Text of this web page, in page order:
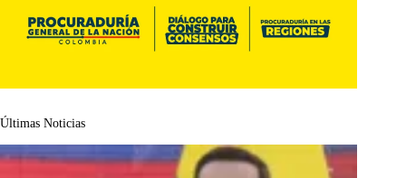
Últimas Noticias